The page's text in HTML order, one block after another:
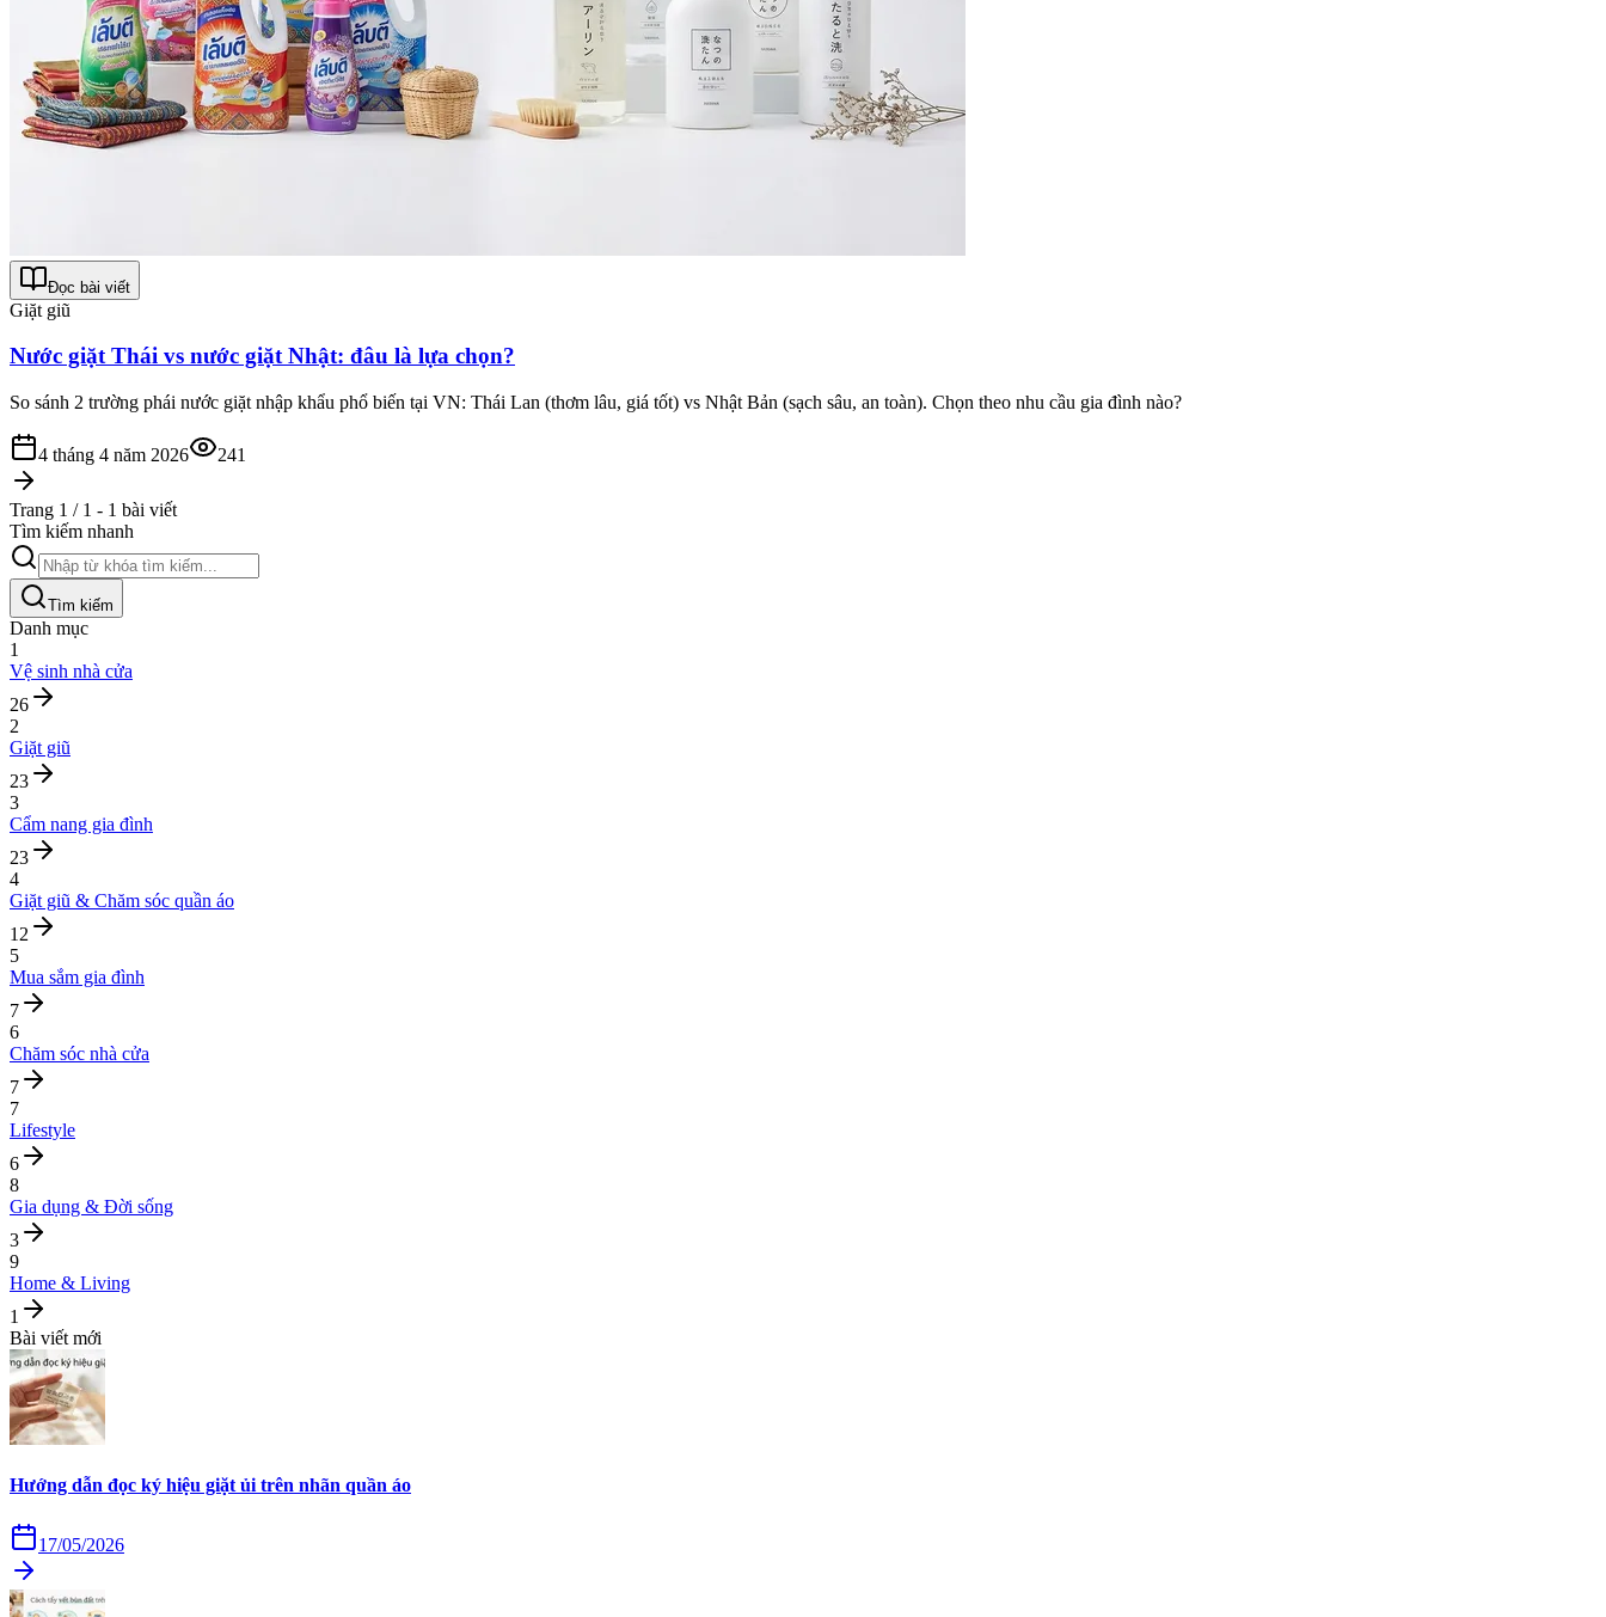
Đọc bài viết
Giặt giũ
Nước giặt Thái vs nước giặt Nhật: đâu là lựa chọn?
So sánh 2 trường phái nước giặt nhập khẩu phổ biến tại VN: Thái Lan (thơm lâu, giá tốt) vs Nhật Bản (sạch sâu, an toàn). Chọn theo nhu cầu gia đình nào?
4 tháng 4 năm 2026 241
Trang 1 / 1 - 1 bài viết
Tìm kiếm nhanh
Tìm kiếm
Danh mục
1
Vệ sinh nhà cửa
26
2
Giặt giũ
23
3
Cẩm nang gia đình
23
4
Giặt giũ & Chăm sóc quần áo
12
5
Mua sắm gia đình
7
6
Chăm sóc nhà cửa
7
7
Lifestyle
6
8
Gia dụng & Đời sống
3
9
Home & Living
1
Bài viết mới
Hướng dẫn đọc ký hiệu giặt ủi trên nhãn quần áo
17/05/2026